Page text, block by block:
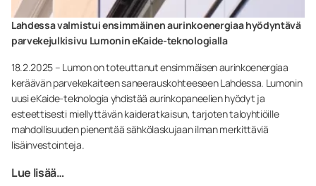
Lahdessa valmistui ensimmäinen aurinkoenergiaa hyödyntävä
parvekejulkisivu Lumonin eKaide-teknologialla
18.2.2025 – Lumon on toteuttanut ensimmäisen aurinkoenergiaa
keräävän parvekekaiteen saneerauskohteeseen Lahdessa. Lumonin
uusi eKaide-teknologia yhdistää aurinkopaneelien hyödyt ja
esteettisesti miellyttävän kaideratkaisun, tarjoten taloyhtiöille
mahdollisuuden pienentää sähkölaskujaan ilman merkittäviä
lisäinvestointeja.
Lue lisää…